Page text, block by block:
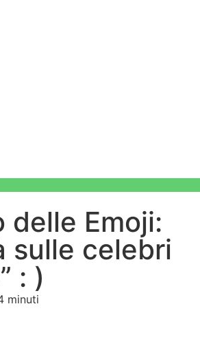
delle Emoji:
sulle celebri
: )
minuti